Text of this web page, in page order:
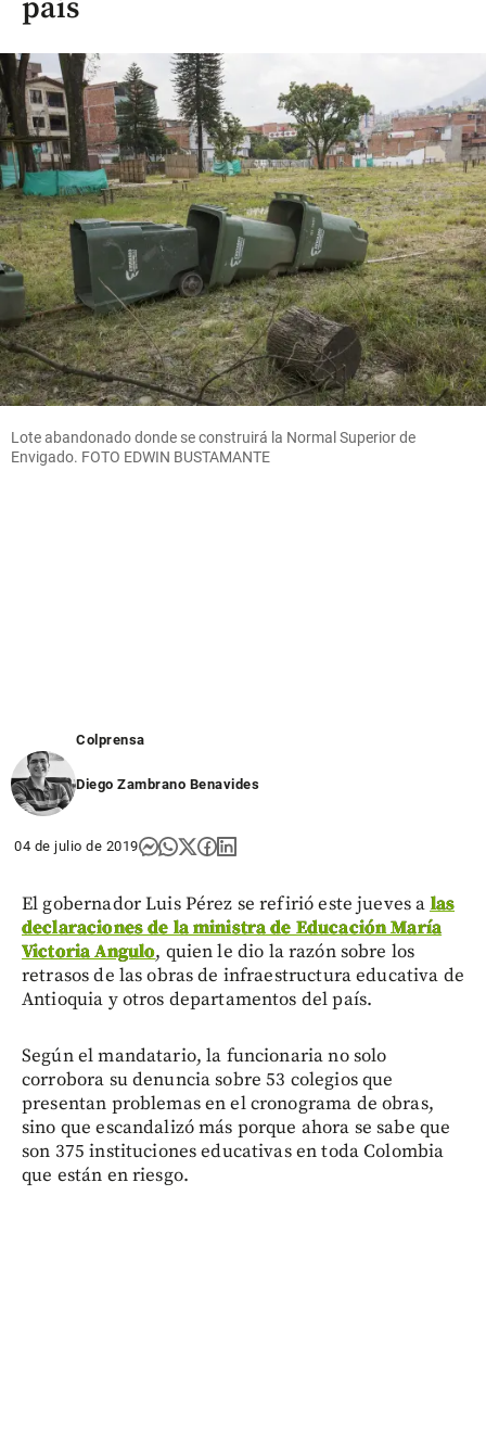
país
Lote abandonado donde se construirá la Normal Superior de
Envigado. FOTO EDWIN BUSTAMANTE
Colprensa
Diego Zambrano Benavides
04 de julio de 2019
El gobernador Luis Pérez se refirió este jueves a las
declaraciones de la ministra de Educación María
Victoria Angulo, quien le dio la razón sobre los
retrasos de las obras de infraestructura educativa de
Antioquia y otros departamentos del país.
Según el mandatario, la funcionaria no solo
corrobora su denuncia sobre 53 colegios que
presentan problemas en el cronograma de obras,
sino que escandalizó más porque ahora se sabe que
son 375 instituciones educativas en toda Colombia
que están en riesgo.